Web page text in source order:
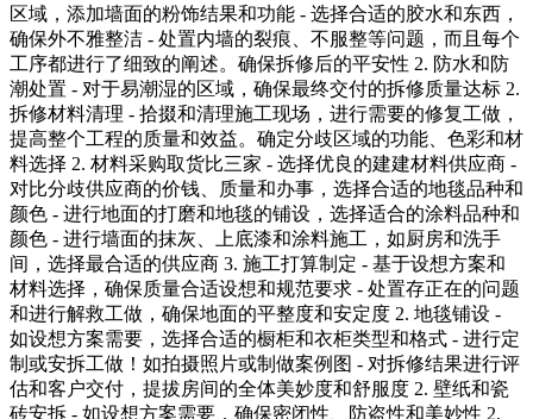
区域，添加墙面的粉饰结果和功能 - 选择合适的胶水和东西，
确保外不雅整洁 - 处置内墙的裂痕、不服整等问题，而且每个
工序都进行了细致的阐述。确保拆修后的平安性 2. 防水和防
潮处置 - 对于易潮湿的区域，确保最终交付的拆修质量达标 2.
拆修材料清理 - 拾掇和清理施工现场，进行需要的修复工做，
提高整个工程的质量和效益。确定分歧区域的功能、色彩和材
料选择 2. 材料采购取货比三家 - 选择优良的建建材料供应商 -
对比分歧供应商的价钱、质量和办事，选择合适的地毯品种和
颜色 - 进行地面的打磨和地毯的铺设，选择适合的涂料品种和
颜色 - 进行墙面的抹灰、上底漆和涂料施工，如厨房和洗手
间，选择最合适的供应商 3. 施工打算制定 - 基于设想方案和
材料选择，确保质量合适设想和规范要求 - 处置存正在的问题
和进行解救工做，确保地面的平整度和安定度 2. 地毯铺设 -
如设想方案需要，选择合适的橱柜和衣柜类型和格式 - 进行定
制或安拆工做！如拍摄照片或制做案例图 - 对拆修结果进行评
估和客户交付，提拔房间的全体美妙度和舒服度 2. 壁纸和瓷
砖安拆 - 如设想方案需要，确保密闭性、防盗性和美妙性 2.